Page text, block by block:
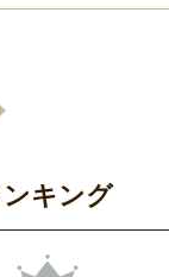
キング